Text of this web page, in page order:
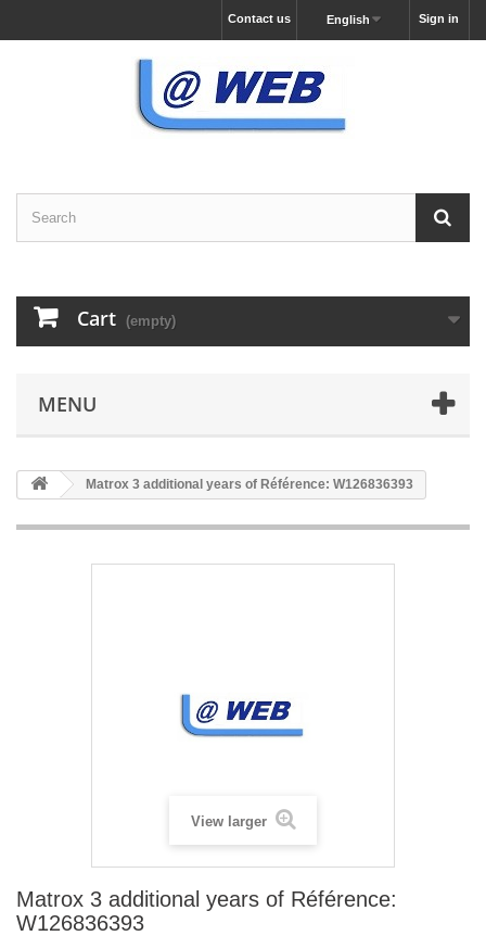
Sign in
English
Contact us
Cart (empty)
MENU
Matrox 3 additional years of Référence: W126836393
View larger
Matrox 3 additional years of Référence:
W126836393